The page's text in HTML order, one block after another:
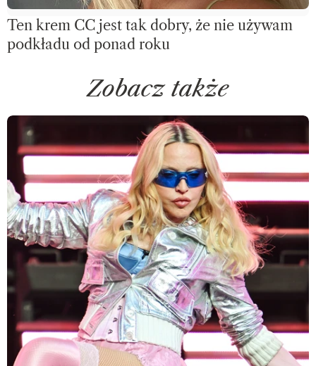
Ten krem CC jest tak dobry, że nie używam
podkładu od ponad roku
Zobacz także